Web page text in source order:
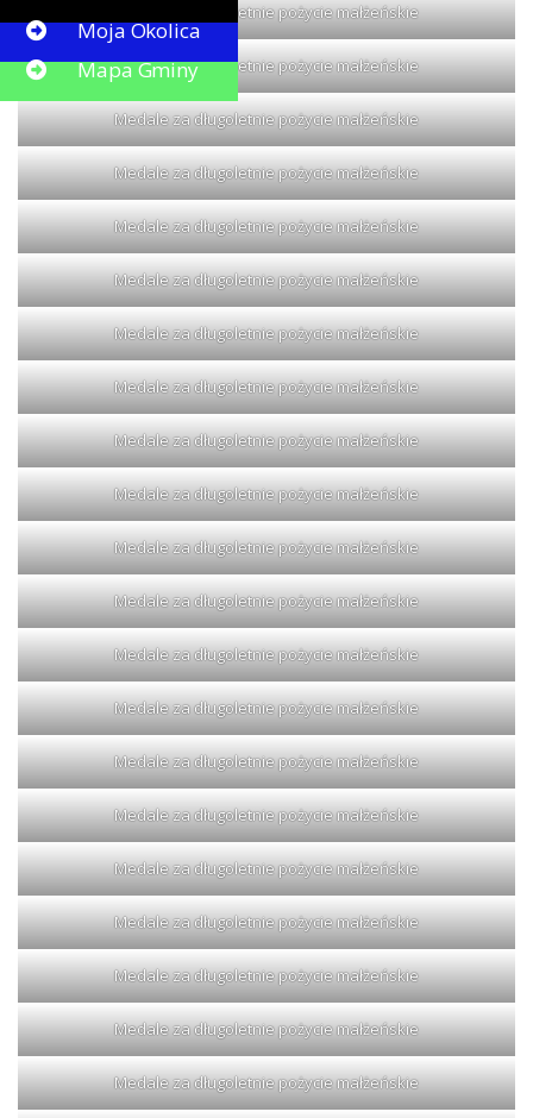
Medale za długoletnie pożycie małżeńskie
Medale za długoletnie pożycie małżeńskie
Medale za długoletnie pożycie małżeńskie
Medale za długoletnie pożycie małżeńskie
Medale za długoletnie pożycie małżeńskie
Medale za długoletnie pożycie małżeńskie
Medale za długoletnie pożycie małżeńskie
Medale za długoletnie pożycie małżeńskie
Medale za długoletnie pożycie małżeńskie
Medale za długoletnie pożycie małżeńskie
Medale za długoletnie pożycie małżeńskie
Medale za długoletnie pożycie małżeńskie
Medale za długoletnie pożycie małżeńskie
Medale za długoletnie pożycie małżeńskie
Medale za długoletnie pożycie małżeńskie
Medale za długoletnie pożycie małżeńskie
Medale za długoletnie pożycie małżeńskie
Medale za długoletnie pożycie małżeńskie
Medale za długoletnie pożycie małżeńskie
Medale za długoletnie pożycie małżeńskie
Medale za długoletnie pożycie małżeńskie
Button
Moja Okolica
Mapa Gminy